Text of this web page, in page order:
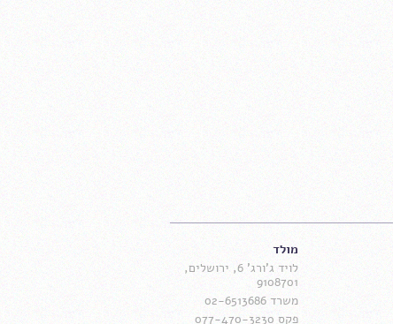
מולד
לויד ג'ורג' 6, ירושלים,
9108701
משרד 02-6513686
פקס 077-470-3230